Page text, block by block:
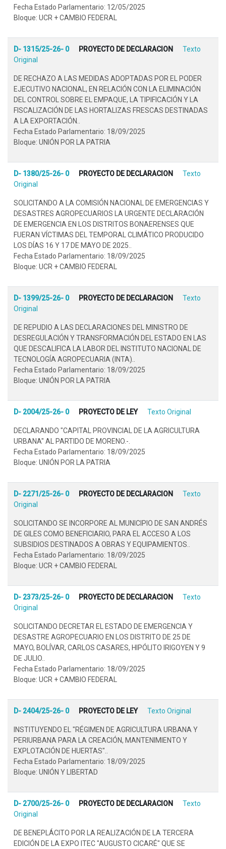
Fecha Estado Parlamentario: 12/05/2025
Bloque: UCR + CAMBIO FEDERAL
D- 1315/25-26- 0 PROYECTO DE DECLARACION
Texto
Original
DE RECHAZO A LAS MEDIDAS ADOPTADAS POR EL PODER
EJECUTIVO NACIONAL, EN RELACIÓN CON LA ELIMINACIÓN
DEL CONTROL SOBRE EL EMPAQUE, LA TIPIFICACIÓN Y LA
FISCALIZACIÓN DE LAS HORTALIZAS FRESCAS DESTINADAS
A LA EXPORTACIÓN..
Fecha Estado Parlamentario: 18/09/2025
Bloque: UNIÓN POR LA PATRIA
D- 1380/25-26- 0 PROYECTO DE DECLARACION
Texto
Original
SOLICITANDO A LA COMISIÓN NACIONAL DE EMERGENCIAS Y
DESASTRES AGROPECUARIOS LA URGENTE DECLARACIÓN
DE EMERGENCIA EN LOS DISTRITOS BONAERENSES QUE
FUERAN VÍCTIMAS DEL TEMPORAL CLIMÁTICO PRODUCIDO
LOS DÍAS 16 Y 17 DE MAYO DE 2025..
Fecha Estado Parlamentario: 18/09/2025
Bloque: UCR + CAMBIO FEDERAL
D- 1399/25-26- 0 PROYECTO DE DECLARACION
Texto
Original
DE REPUDIO A LAS DECLARACIONES DEL MINISTRO DE
DESREGULACIÓN Y TRANSFORMACIÓN DEL ESTADO EN LAS
QUE DESCALIFICA LA LABOR DEL INSTITUTO NACIONAL DE
TECNOLOGÍA AGROPECUARIA (INTA)..
Fecha Estado Parlamentario: 18/09/2025
Bloque: UNIÓN POR LA PATRIA
D- 2004/25-26- 0 PROYECTO DE LEY Texto Original
DECLARANDO "CAPITAL PROVINCIAL DE LA AGRICULTURA
URBANA" AL PARTIDO DE MORENO.-.
Fecha Estado Parlamentario: 18/09/2025
Bloque: UNIÓN POR LA PATRIA
D- 2271/25-26- 0 PROYECTO DE DECLARACION
Texto
Original
SOLICITANDO SE INCORPORE AL MUNICIPIO DE SAN ANDRÉS
DE GILES COMO BENEFICIARIO, PARA EL ACCESO A LOS
SUBSIDIOS DESTINADOS A OBRAS Y EQUIPAMIENTOS..
Fecha Estado Parlamentario: 18/09/2025
Bloque: UCR + CAMBIO FEDERAL
D- 2373/25-26- 0 PROYECTO DE DECLARACION
Texto
Original
SOLICITANDO DECRETAR EL ESTADO DE EMERGENCIA Y
DESASTRE AGROPECUARIO EN LOS DISTRITO DE 25 DE
MAYO, BOLÍVAR, CARLOS CASARES, HIPÓLITO IRIGOYEN Y 9
DE JULIO..
Fecha Estado Parlamentario: 18/09/2025
Bloque: UCR + CAMBIO FEDERAL
D- 2404/25-26- 0 PROYECTO DE LEY Texto Original
INSTITUYENDO EL "RÉGIMEN DE AGRICULTURA URBANA Y
PERIURBANA PARA LA CREACIÓN, MANTENIMIENTO Y
EXPLOTACIÓN DE HUERTAS"..
Fecha Estado Parlamentario: 18/09/2025
Bloque: UNIÓN Y LIBERTAD
D- 2700/25-26- 0 PROYECTO DE DECLARACION
Texto
Original
DE BENEPLÁCITO POR LA REALIZACIÓN DE LA TERCERA
EDICIÓN DE LA EXPO ITEC "AUGUSTO CICARÉ" QUE SE